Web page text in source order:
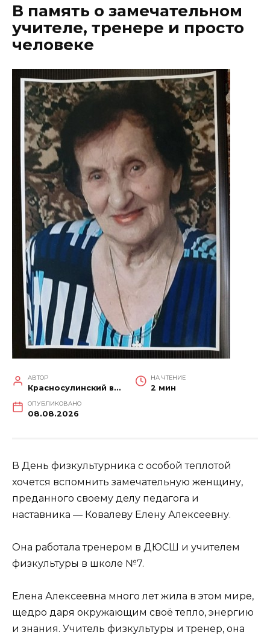
В память о замечательном
учителе, тренере и просто
человеке
АВТОР
Красносулинский вестник
НА ЧТЕНИЕ
2 мин
ОПУБЛИКОВАНО
08.08.2026
В День физкультурника с особой теплотой
хочется вспомнить замечательную женщину,
преданного своему делу педагога и
наставника — Ковалеву Елену Алексеевну.
Она работала тренером в ДЮСШ и учителем
физкультуры в школе №7.
Елена Алексеевна много лет жила в этом мире,
щедро даря окружающим своё тепло, энергию
и знания. Учитель физкультуры и тренер, она